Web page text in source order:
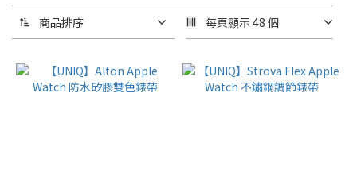
選
(0/20)
擇
商品排序 每頁顯示 48 個